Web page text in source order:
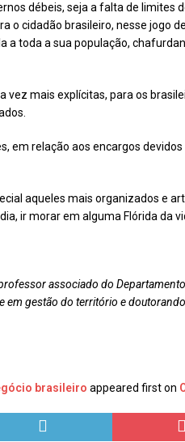
débeis, seja a falta de limites
o cidadão brasileiro, nesse jogo
a toda a sua população,
mais explícitas, para os
em relação aos encargos
aqueles mais organizados e
ir morar em alguma Flórida da
associado do
em gestão do território e
brasileiro appeared first on